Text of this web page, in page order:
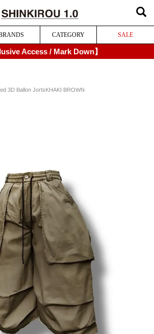
CATEGORY SALE
Access / Mark Down】
3D Ballon JortsKHAKI BROWN